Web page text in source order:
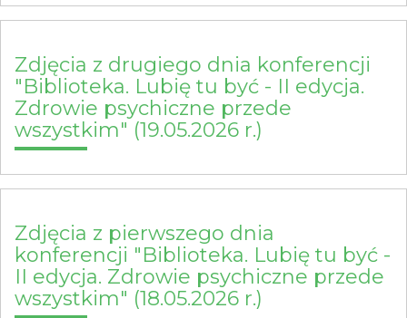
Zdjęcia z drugiego dnia konferencji
"Biblioteka. Lubię tu być - II edycja.
Zdrowie psychiczne przede
wszystkim" (19.05.2026 r.)
Zdjęcia z pierwszego dnia
konferencji "Biblioteka. Lubię tu być -
II edycja. Zdrowie psychiczne przede
wszystkim" (18.05.2026 r.)